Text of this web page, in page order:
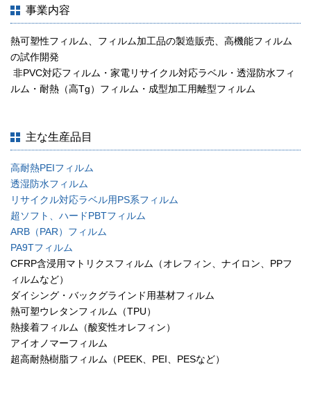
事業内容
熱可塑性フィルム、フィルム加工品の製造販売、高機能フィルム
の試作開発
非PVC対応フィルム・家電リサイクル対応ラベル・透湿防水フィ
ルム・耐熱（高Tg）フィルム・成型加工用離型フィルム
主な生産品目
高耐熱PEIフィルム
透湿防水フィルム
リサイクル対応ラベル用PS系フィルム
超ソフト、ハードPBTフィルム
ARB（PAR）フィルム
PA9Tフィルム
CFRP含浸用マトリクスフィルム（オレフィン、ナイロン、PPフ
ィルムなど）
ダイシング・バックグラインド用基材フィルム
熱可塑ウレタンフィルム（TPU）
熱接着フィルム（酸変性オレフィン）
アイオノマーフィルム
超高耐熱樹脂フィルム（PEEK、PEI、PESなど）